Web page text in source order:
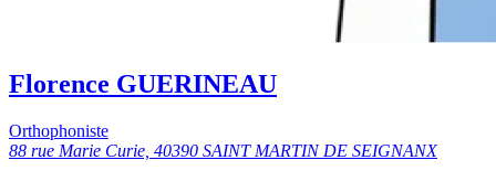
Florence GUERINEAU
Orthophoniste
88 rue Marie Curie, 40390 SAINT MARTIN DE SEIGNANX